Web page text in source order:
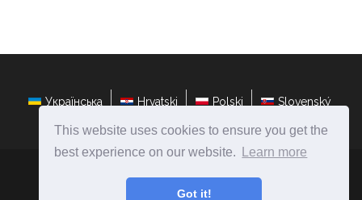
This website uses cookies to ensure you get the
best experience on our website.
Learn more
Got it!
Українська Hrvatski Polski Slovenský
ateasyday.com Ⓒ2026